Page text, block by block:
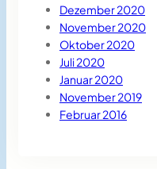
Dezember 2020
November 2020
Oktober 2020
Juli 2020
Januar 2020
November 2019
Februar 2016